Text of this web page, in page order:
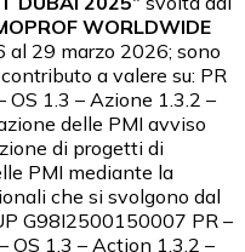
WORLDWIDE
al 29 marzo 2026; sono
a valere su: PR
1.3 – Azione 1.3.2 –
delle PMI avviso
di progetti di
PMI mediante la
che si svolgono dal
G98I2500150007 PR –
OS 1.3 – Action 1.3.2 –